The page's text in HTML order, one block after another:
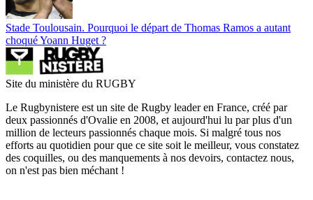
Stade Toulousain. Pourquoi le départ de Thomas Ramos a autant
choqué Yoann Huget ?
Site du ministère du RUGBY
Le Rugbynistere est un site de Rugby leader en France, créé par
deux passionnés d'Ovalie en 2008, et aujourd'hui lu par plus d'un
million de lecteurs passionnés chaque mois. Si malgré tous nos
efforts au quotidien pour que ce site soit le meilleur, vous constatez
des coquilles, ou des manquements à nos devoirs, contactez nous,
on n'est pas bien méchant !